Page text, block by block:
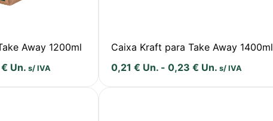
Away 1200ml
€ Un. s/ IVA
Caixa Kraft para Take Away 1400ml
0,21€ Un. -0,23€ Un. s/ IVA